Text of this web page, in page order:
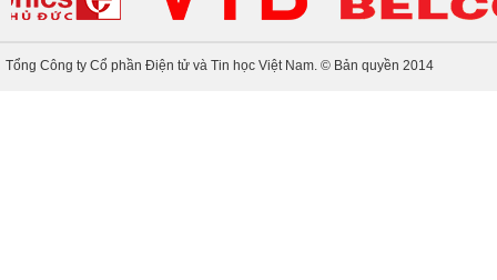
Tổng Công ty Cổ phần Điện tử và Tin học Việt Nam. © Bản quyền 2014